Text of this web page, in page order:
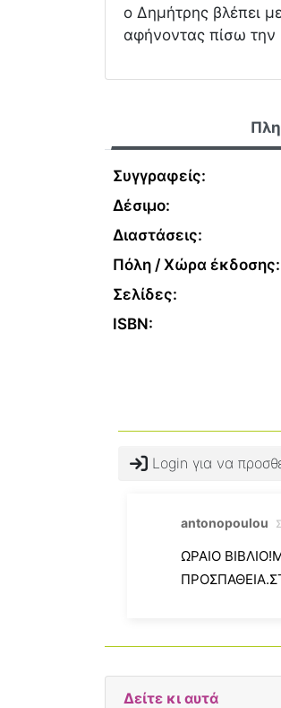
ο Δημήτρης βλέπει
αφήνοντας πίσω την
Συγγραφείς:
Δέσιμο:
Διαστάσεις:
Πόλη / Χώρα έκδοσης:
Σελίδες:
ISBN:
Login για να
antonopoulou
ΩΡΑΙΟ
Δείτε κι αυτά